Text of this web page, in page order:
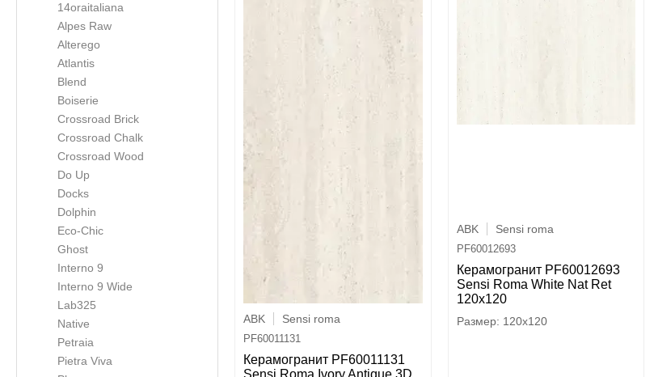
14oraitaliana
Alpes Raw
Alterego
Atlantis
Blend
Boiserie
Crossroad Brick
Crossroad Chalk
Crossroad Wood
Do Up
Docks
Dolphin
Eco-Chic
Ghost
Interno 9
Interno 9 Wide
Lab325
Native
Petraia
Pietra Viva
ABK Sensi roma
PF60011131
Керамогранит PF60011131
Sensi Roma Ivory Antique 3D
ABK Sensi roma
PF60012693
Керамогранит PF60012693
Sensi Roma White Nat Ret
120x120
120x120